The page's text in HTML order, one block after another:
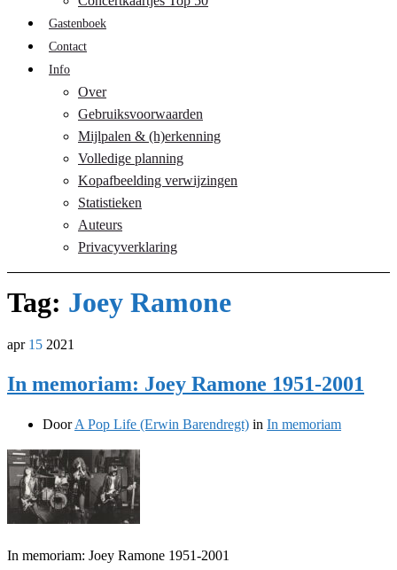
Gastenboek
Contact
Info
Over
Gebruiksvoorwaarden
Mijlpalen & (h)erkenning
Volledige planning
Kopafbeelding verwijzingen
Statistieken
Auteurs
Privacyverklaring
Tag: Joey Ramone
apr 15 2021
In memoriam: Joey Ramone 1951-2001
DoorA Pop Life (Erwin Barendregt) in In memoriam
In memoriam: Joey Ramone 1951-2001